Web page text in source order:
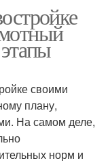
своими
плану,
На самом деле,
норм и